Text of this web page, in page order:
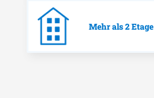
Mehr als 2 Etage